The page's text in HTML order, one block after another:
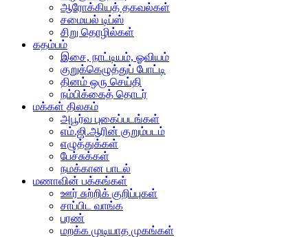
ஆரோக்கியத் தகவல்கள்
சமையல் டிப்ஸ்
சிறு தொழில்கள்
கதம்பம்
இசை, நாட்டியம், ஓவியம்
குறுக்கெழுத்துப் போட்டி
தினம் ஒரு செய்தி
நம்பிக்கைத் தொடர்
மக்கள் திலகம்
அபூர்வ புகைப்படங்கள்
எம்.ஜி.ஆரின் குறும்படம்
எழுத்துக்கள்
பேச்சுக்கள்
நமக்கான பாடல்
மணாவின் பக்கங்கள்
ஊர் சுற்றிக் குறிப்புகள்
சாப்பிட வாங்க
பரண்
மறக்க முடியாத முகங்கள்